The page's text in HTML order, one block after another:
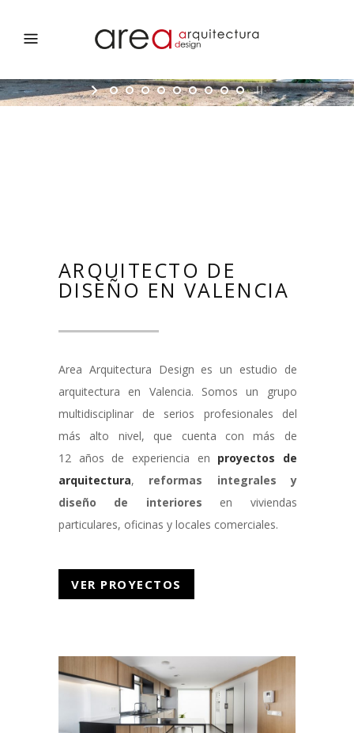
ARQUITECTO DE
DISEÑO EN VALENCIA
Area Arquitectura Design es un estudio de
arquitectura en Valencia. Somos un grupo
multidisciplinar de serios profesionales del
más alto nivel, que cuenta con más de
12 años de experiencia en proyectos de
arquitectura, reformas integrales y
diseño de interiores en viviendas
particulares, oficinas y locales comerciales.
VER PROYECTOS